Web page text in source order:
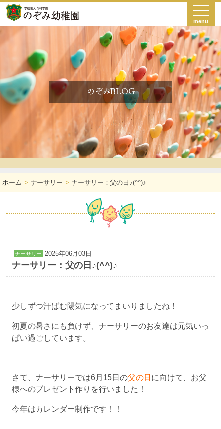
menu
のぞみBLOG
ホーム ナーサリー ナーサリー：父の日♪(^^)♪
ナーサリー 2025年06月03日
ナーサリー：父の日♪(^^)♪
少しずつ汗ばむ陽気になってまいりましたね！
初夏の暑さにも負けず、ナーサリーのお友達は元気いっ
ぱい過ごしています。
さて、ナーサリーでは6月15日の父の日 に向けて、お父
様へのプレゼント作りを行いました！
今年はカレンダー制作です！！